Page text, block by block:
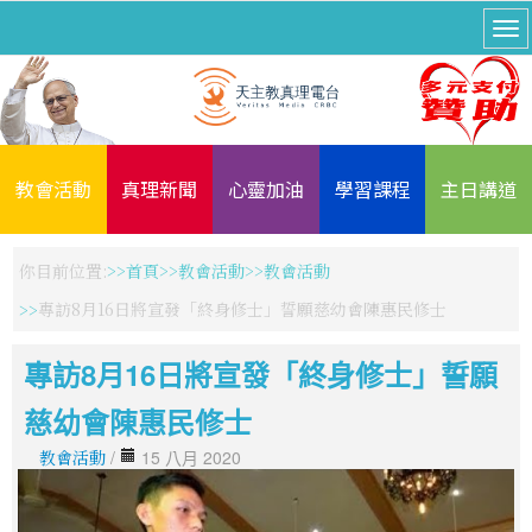
教會活動 真理新聞 心靈加油 學習課程 主日講道
你目前位置: 首頁 教會活動
教會活動
專訪8月16日將宣發「終身修士」誓願慈幼會陳惠民修士
專訪8月16日將宣發「終身修士」誓願
慈幼會陳惠民修士
教會活動 / 15 八月 2020